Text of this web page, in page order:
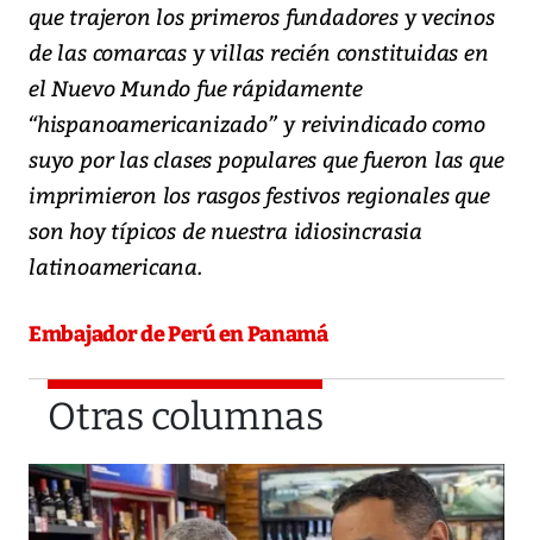
que trajeron los primeros fundadores y vecinos
de las comarcas y villas recién constituidas en
el Nuevo Mundo fue rápidamente
“hispanoamericanizado” y reivindicado como
suyo por las clases populares que fueron las que
imprimieron los rasgos festivos regionales que
son hoy típicos de nuestra idiosincrasia
latinoamericana.
Embajador de Perú en Panamá
Otras columnas